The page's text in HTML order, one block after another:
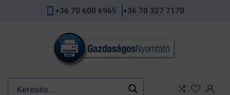
+36 70 600 6965 +36 70 327 7170